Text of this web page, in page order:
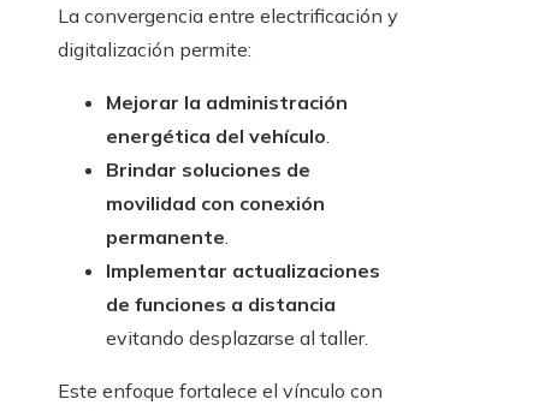
La convergencia entre electrificación y
digitalización permite:
Mejorar la administración
energética del vehículo.
Brindar soluciones de
movilidad con conexión
permanente.
Implementar actualizaciones
de funciones a distancia
evitando desplazarse al taller.
Este enfoque fortalece el vínculo con